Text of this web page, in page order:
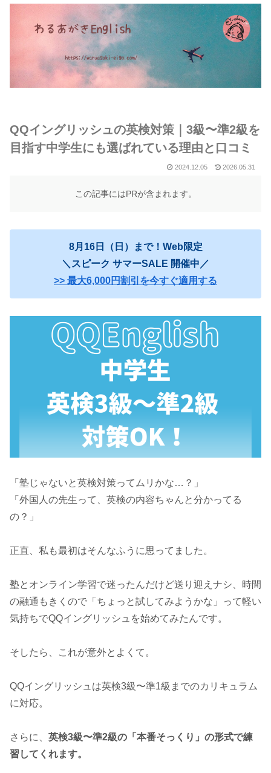
QQイングリッシュの英検対策｜3級〜準2級を
目指す中学生にも選ばれている理由と口コミ
2024.12.05 2026.05.31
この記事にはPRが含まれます。
8月16日（日）まで！Web限定
＼スピーク サマーSALE 開催中／
>> 最大6,000円割引を今すぐ適用する
「塾じゃないと英検対策ってムリかな…？」
「外国人の先生って、英検の内容ちゃんと分かってる
の？」
正直、私も最初はそんなふうに思ってました。
塾とオンライン学習で迷ったんだけど送り迎えナシ、時間
の融通もきくので「ちょっと試してみようかな」って軽い
気持ちでQQイングリッシュを始めてみたんです。
そしたら、これが意外とよくて。
QQイングリッシュは英検3級〜準1級までのカリキュラム
に対応。
さらに、 英検3級〜準2級の「本番そっくり」の形式で練
習してくれます。